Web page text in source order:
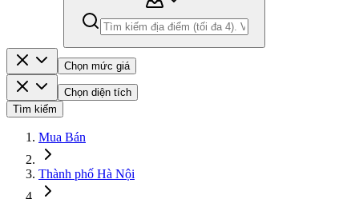
Chọn mức giá
Chọn diện tích
Tìm kiếm
Mua Bán
Thành phố Hà Nội